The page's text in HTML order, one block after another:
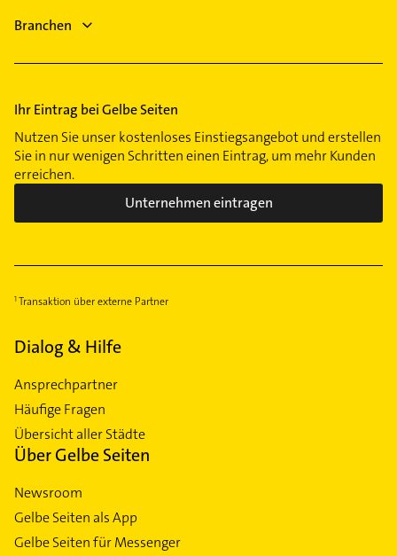
Krankengymnastik
Klempner
Branchen
Ihr Eintrag bei Gelbe Seiten
Nutzen Sie unser kostenloses Einstiegsangebot und erstellen
Sie in nur wenigen Schritten einen Eintrag, um mehr Kunden
erreichen.
Unternehmen eintragen
Transaktion über externe Partner
Dialog & Hilfe
Ansprechpartner
Häufige Fragen
Übersicht aller Städte
Über Gelbe Seiten
Newsroom
Gelbe Seiten als App
Gelbe Seiten für Messenger